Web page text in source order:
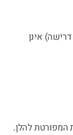
אינן
המפורטת להלן.